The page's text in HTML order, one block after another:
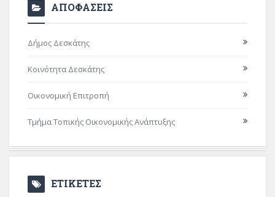
ΑΠΟΦΑΣΕΙΣ
Δήμος Δεσκάτης
Κοινότητα Δεσκάτης
Οικονομική Επιτροπή
Τμήμα Τοπικής Οικονομικής Ανάπτυξης
ΕΤΙΚΕΤΕΣ